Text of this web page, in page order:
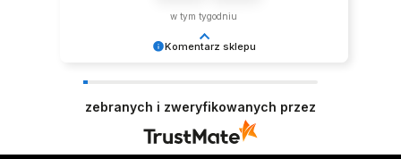
Komentarz sklepu
Doceniamy czas i wysiłek włożony w podzielenie
się z nami Twoimi doświadczeniami. Do
zobaczenia! Zespół LELKA 🦋
w tym tygodniu
zebranych i zweryfikowanych przez